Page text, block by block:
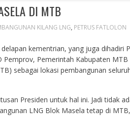
DI MTB
KILANG LNG, PETRUS FATLOLON
kementrian, yang juga dihadiri
Pemerintah Kabupaten MTB
sebagai lokasi pembangunan
Presiden untuk hal ini. Jadi tidak
LNG Blok Masela tetap di